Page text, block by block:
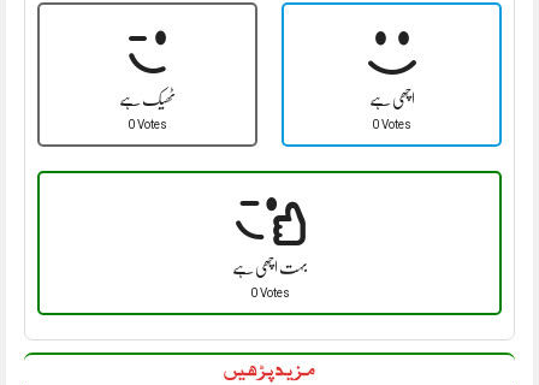
ٹھیک ہے
0 Votes
اچھی ہے
0 Votes
بہت اچھی ہے
0 Votes
مزید پڑھیں